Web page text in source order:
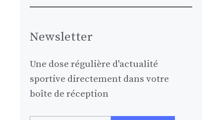
Newsletter
Une dose régulière d'actualité
sportive directement dans votre
boîte de réception